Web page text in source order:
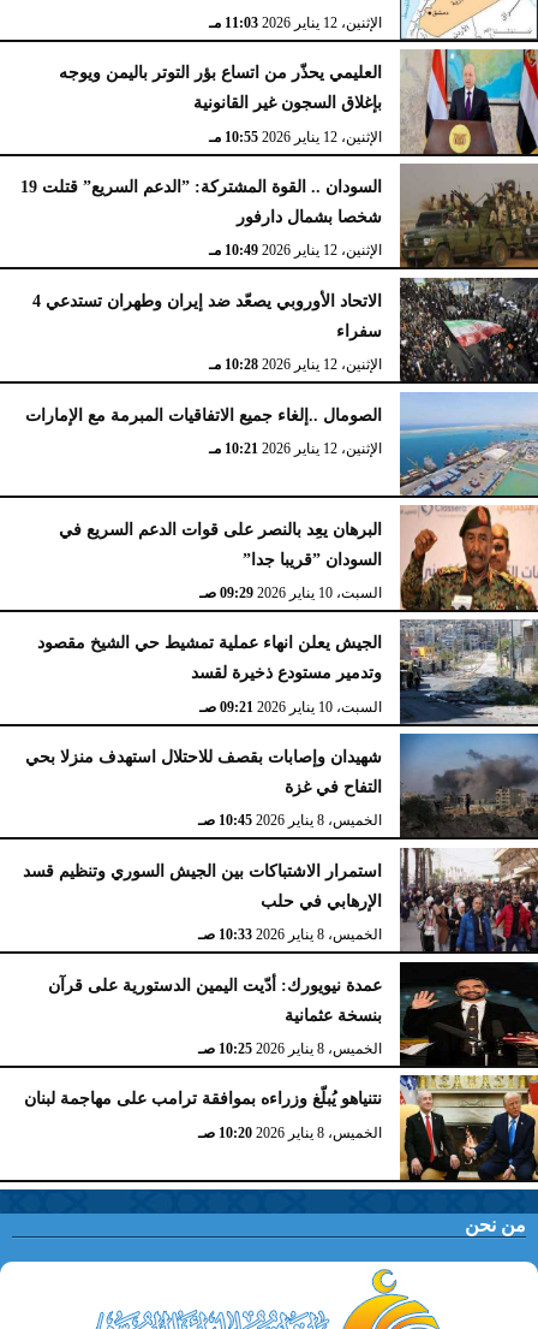
الإثنين، 12 يناير 2026 11:03 مـ
العليمي يحذّر من اتساع بؤر التوتر باليمن ويوجه
بإغلاق السجون غير القانونية
الإثنين، 12 يناير 2026 10:55 مـ
السودان .. القوة المشتركة: ”الدعم السريع” قتلت 19
شخصا بشمال دارفور
الإثنين، 12 يناير 2026 10:49 مـ
الاتحاد الأوروبي يصعّد ضد إيران وطهران تستدعي 4
سفراء
الإثنين، 12 يناير 2026 10:28 مـ
الصومال ..إلغاء جميع الاتفاقيات المبرمة مع الإمارات
الإثنين، 12 يناير 2026 10:21 مـ
البرهان يعِد بالنصر على قوات الدعم السريع في
السودان ”قريبا جدا”
السبت، 10 يناير 2026 09:29 صـ
الجيش يعلن انهاء عملية تمشيط حي الشيخ مقصود
وتدمير مستودع ذخيرة لقسد
السبت، 10 يناير 2026 09:21 صـ
شهيدان وإصابات بقصف للاحتلال استهدف منزلا بحي
التفاح في غزة
الخميس، 8 يناير 2026 10:45 صـ
استمرار الاشتباكات بين الجيش السوري وتنظيم قسد
الإرهابي في حلب
الخميس، 8 يناير 2026 10:33 صـ
عمدة نيويورك: أدّيت اليمين الدستورية على قرآن
بنسخة عثمانية
الخميس، 8 يناير 2026 10:25 صـ
نتنياهو يُبلّغ وزراءه بموافقة ترامب على مهاجمة لبنان
الخميس، 8 يناير 2026 10:20 صـ
من نحن